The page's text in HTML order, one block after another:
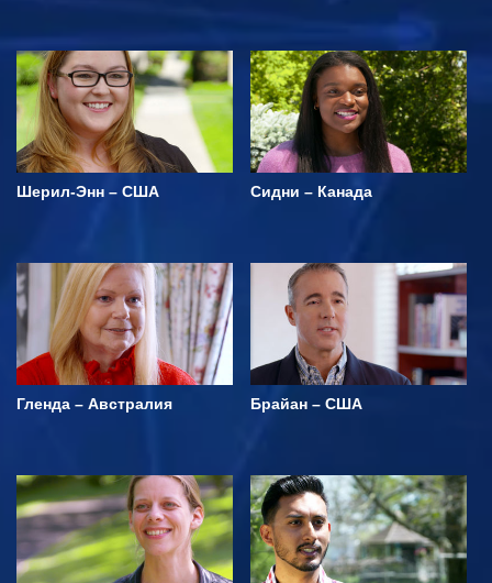
Шерил-Энн – США Сидни – Канада
Гленда – Австралия Брайан – США